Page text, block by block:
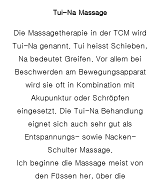
Tui-Na Massage
Die Massagetherapie in der TCM wird
Tui-Na genannt. Tui heisst Schieben,
Na bedeutet Greifen. Vor allem bei
Beschwerden am Bewegungsapparat
wird sie oft in Kombination mit
Akupunktur oder Schröpfen
eingesetzt. Die Tui-Na Behandlung
eignet sich auch sehr gut als
Entspannungs- sowie Nacken-
Schulter Massage.
Ich beginne die Massage meist von
den Füssen her, über die